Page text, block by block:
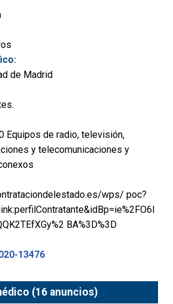
de Madrid
Equipos de radio, televisión,
y telecomunicaciones y
wps/ poc?
BA%3D%3D
13476
(16 anuncios)